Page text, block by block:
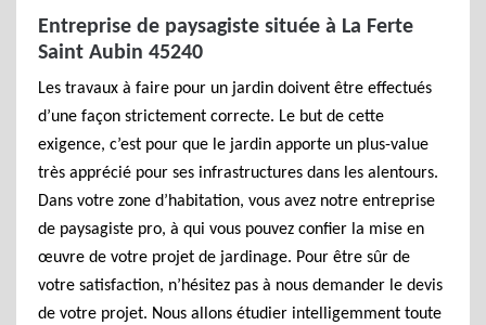
Entreprise de paysagiste située à La Ferte
Saint Aubin 45240
Les travaux à faire pour un jardin doivent être effectués
d’une façon strictement correcte. Le but de cette
exigence, c’est pour que le jardin apporte un plus-value
très apprécié pour ses infrastructures dans les alentours.
Dans votre zone d’habitation, vous avez notre entreprise
de paysagiste pro, à qui vous pouvez confier la mise en
œuvre de votre projet de jardinage. Pour être sûr de
votre satisfaction, n’hésitez pas à nous demander le devis
de votre projet. Nous allons étudier intelligemment toute